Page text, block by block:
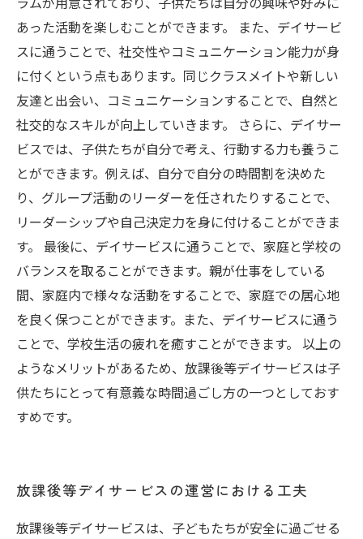
あった活動を楽しむことができます。 また、デイサービ
スに通うことで、社交性やコミュニケーション能力が身
に付くという点もあります。同じクラスメイトや新しい
友達と出会い、コミュニケーションすることで、自然と
社交的なスキルが向上していきます。 さらに、デイサー
ビスでは、子供たちが自分で考え、行動する力も養うこ
とができます。例えば、自分で自分の時間割を決めた
り、グループ活動のリーダーを任されたりすることで、
リーダーシップや自己決定力を身に付けることができま
す。 最後に、デイサービスに通うことで、家庭と学校の
バランスを取ることができます。親が仕事をしている
間、家庭内で様々な活動をすることで、家庭での居心地
を良く保つことができます。また、デイサービスに通う
ことで、学校生活の疲れを癒すことができます。 以上の
ようなメリットがあるため、放課後等デイサービスは子
供たちにとって有意義な時間過ごし方の一つとしておす
すめです。
放課後等デイサービスの運営における工夫
放課後等デイサービスは、子どもたちが安全に過ごせる